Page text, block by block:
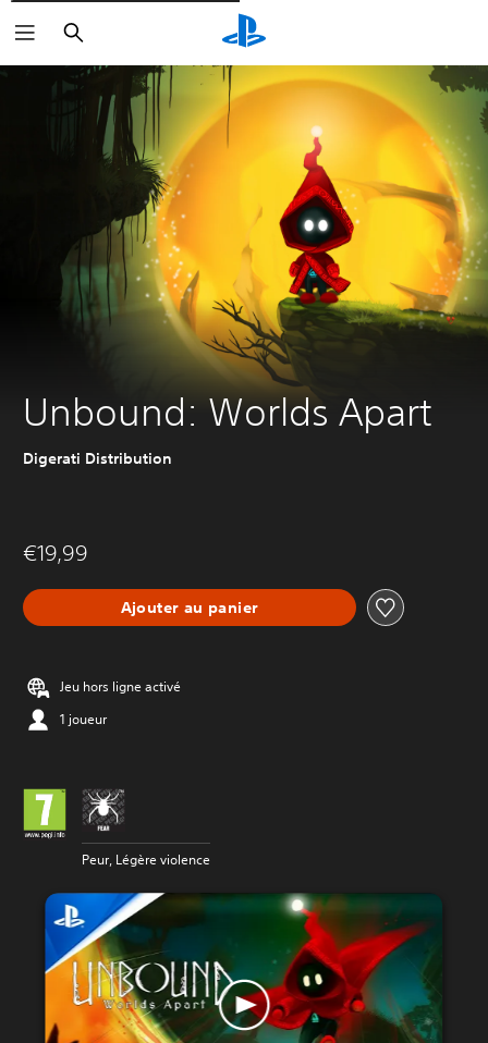
Rechercher
Unbound: Worlds Apart
Digerati Distribution
€19,99
Ajouter au panier
Jeu hors ligne activé
1 joueur
Peur, Légère violence